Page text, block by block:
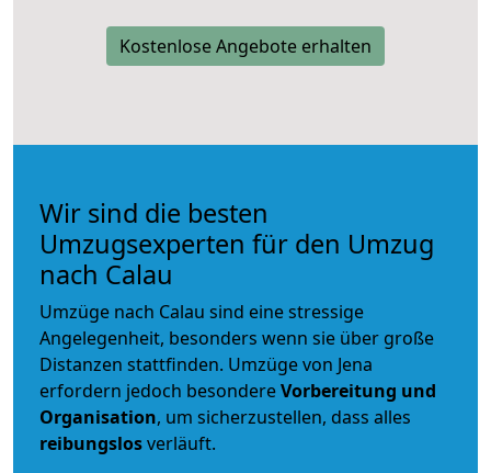
Kostenlose Angebote erhalten
Wir sind die besten
Umzugsexperten für den Umzug
nach Calau
Umzüge nach Calau sind eine stressige
Angelegenheit, besonders wenn sie über große
Distanzen stattfinden. Umzüge von Jena
erfordern jedoch besondereVorbereitung und
Organisation, um sicherzustellen, dass alles
reibungslosverläuft.